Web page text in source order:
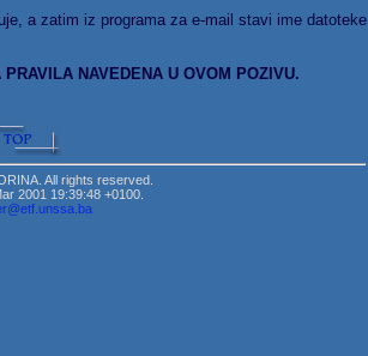
a zatim iz programa za e-mail stavi ime datoteke
NAVEDENA U OVOM POZIVU.
All rights reserved.
2001 19:39:48 +0100